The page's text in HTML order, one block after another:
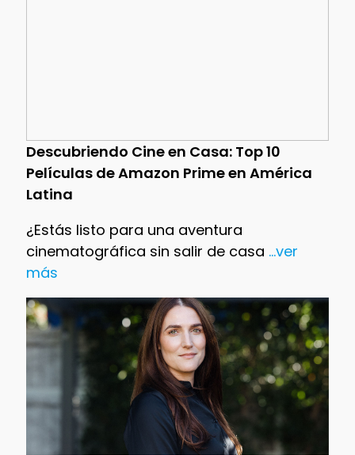
Descubriendo Cine en Casa: Top 10
Películas de Amazon Prime en América
Latina
¿Estás listo para una aventura
cinematográfica sin salir de casa ...ver
más